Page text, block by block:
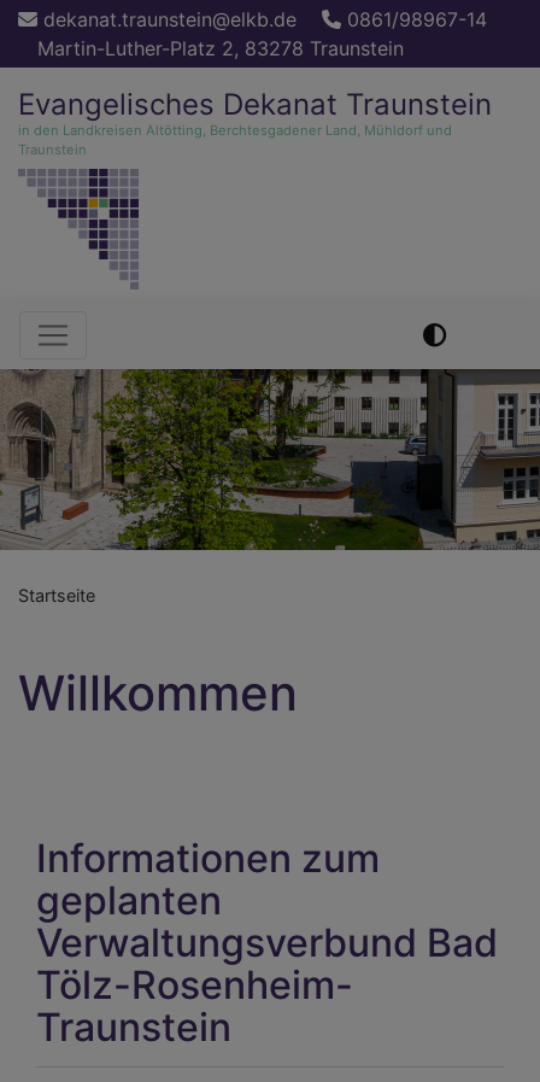
Direkt
Inhalt
dekanat.traunstein@elkb.de
0861/98967-14
Martin-Luther-Platz 2, 83278 Traunstein
Evangelisches Dekanat Traunstein
in den Landkreisen Altötting, Berchtesgadener Land, Mühldorf und
Traunstein
Hauptnavigation
Startseite
Willkommen
Informationen zum
geplanten
Verwaltungsverbund Bad
Tölz-Rosenheim-
Traunstein